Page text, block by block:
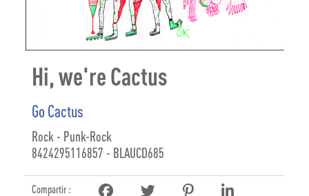
Hi, we're Cactus
Go Cactus
Rock - Punk-Rock
8424295116857 - BLAUCD685
Compartir :